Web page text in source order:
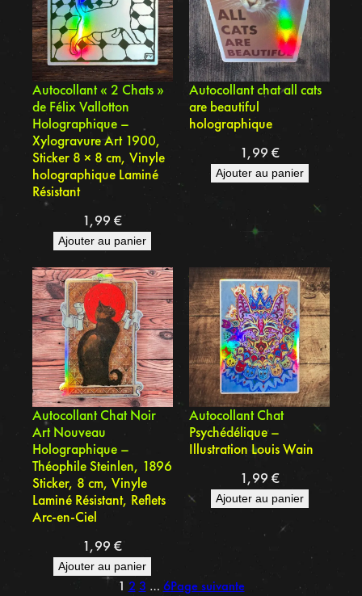
Autocollant « 2 Chats »
de Félix Vallotton
Holographique –
Xylogravure Art 1900,
Sticker 8 × 8 cm, Vinyle
holographique Laminé
Résistant
1,99€
Ajouter au panier
Autocollant chat all cats
are beautiful
holographique
1,99 €
Ajouter au panier
Autocollant Chat Noir
Art Nouveau
Holographique –
Théophile Steinlen, 1896
Sticker, 8 cm, Vinyle
Laminé Résistant, Reflets
Arc-en-Ciel
1,99€
Ajouter au panier
Autocollant Chat
Psychédélique –
Illustration Louis Wain
1,99 €
Ajouter au panier
1 2 3 … 6Page suivante